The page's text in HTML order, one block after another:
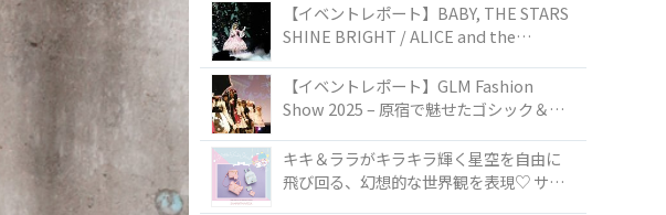
【イベントレポート】BABY, THE STARS
SHINE BRIGHT / ALICE and the
TOKYO
【イベントレポート】GLM Fashion
Show 2025 – 原宿で魅せたゴシック＆ロ
キキ＆ララがキラキラ輝く星空を自由に
飛び回る、幻想的な世界観を表現♡ サマ